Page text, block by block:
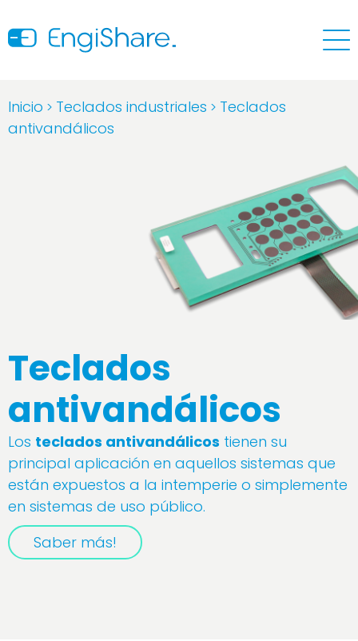
Inicio > Teclados industriales > Teclados
antivandálicos
Teclados
antivandálicos
Los teclados antivandálicos tienen su
principal aplicación en aquellos sistemas que
están expuestos a la intemperie o simplemente
en sistemas de uso público.
Saber más!